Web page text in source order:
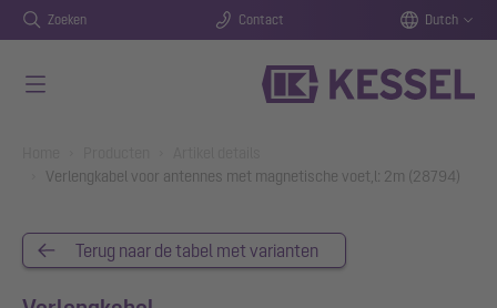
Zoeken Contact Dutch
Verlengkabel voor antennes met magnetische voet,l: 2m (28794)
Terug naar de tabel met varianten